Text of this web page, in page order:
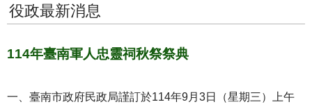
役政最新消息
114年臺南軍人忠靈祠秋祭祭典
一、臺南市政府民政局謹訂於114年9月3日（星期三）上午